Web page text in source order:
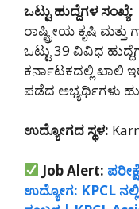
ಒಟ್ಟು ಹುದ್ದೆಗಳ ಸಂಖ್ಯೆ:
ರಾಷ್ಟ್ರೀಯ ಕೃಷಿ
ಒಟ್ಟು 39 ವಿವಿಧ
ಕರ್ನಾಟಕದಲ್ಲಿ ‌ಖಾಲಿ
ಪಡೆದ ಅಭ್ಯರ್ಥಿಗಳು
ಉದ್ಯೋಗದ ಸ್ಥಳ:
Job Alert:
ಉದ್ಯೋಗ: KPCL